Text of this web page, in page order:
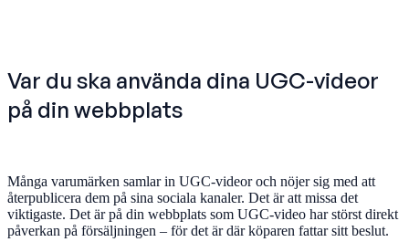
Var du ska använda dina UGC-videor
på din webbplats
Många varumärken samlar in UGC-videor och nöjer sig med att
återpublicera dem på sina sociala kanaler. Det är att missa det
viktigaste. Det är på din webbplats som UGC-video har störst direkt
påverkan på försäljningen – för det är där köparen fattar sitt beslut.